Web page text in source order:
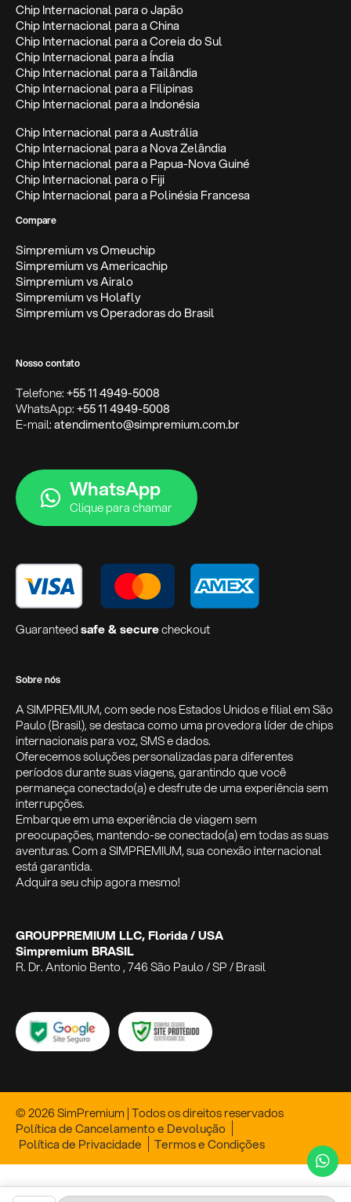
Chip Internacional para o Japão
Chip Internacional para a China
Chip Internacional para a Coreia do Sul
Chip Internacional para a Índia
Chip Internacional para a Tailândia
Chip Internacional para a Filipinas
Chip Internacional para a Indonésia
Chip Internacional para a Austrália
Chip Internacional para a Nova Zelândia
Chip Internacional para a Papua-Nova Guiné
Chip Internacional para o Fiji
Chip Internacional para a Polinésia Francesa
Compare
Simpremium vs Omeuchip
Simpremium vs Americachip
Simpremium vs Airalo
Simpremium vs Holafly
Simpremium vs Operadoras do Brasil
Nosso contato
Telefone:+55 11 4949-5008
WhatsApp:+55 11 4949-5008
E-mail:atendimento@simpremium.com.br
WhatsApp
Clique para chamar
Guaranteedsafe & securecheckout
Sobre nós
A SIMPREMIUM, com sede nos Estados Unidos e filial em São
Paulo (Brasil), se destaca como uma provedora líder de chips
internacionais para voz, SMS e dados.
Oferecemos soluções personalizadas para diferentes
períodos durante suas viagens, garantindo que você
permaneça conectado(a) e desfrute de uma experiência sem
interrupções.
Embarque em uma experiência de viagem sem
preocupações, mantendo-se conectado(a) em todas as suas
aventuras. Com a SIMPREMIUM, sua conexão internacional
está garantida.
Adquira seu chip agora mesmo!
GROUPPREMIUM LLC, Florida / USA
Simpremium BRASIL
R. Dr. Antonio Bento , 746 São Paulo / SP / Brasil
© 2026 SimPremium | Todos os direitos reservados
Política de Cancelamento e Devolução
Política de Privacidade
Termos e Condições